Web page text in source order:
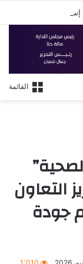
القائمة
التعاون
جودة